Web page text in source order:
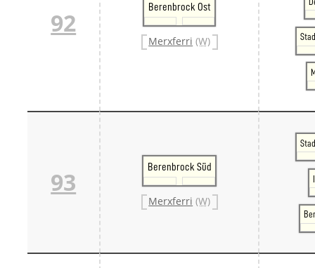
92
Berenbrock Ost
Merxferri (W)
93
Berenbrock Süd
Merxferri (W)